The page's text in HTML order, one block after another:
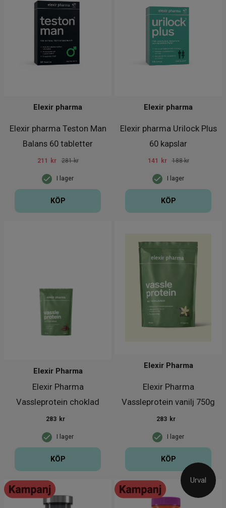
Urval
Elexir pharma Teston Man
Balans 60 tabletter
Elexir pharma
I lager
211 kr 281 kr
KÖP
Elexir pharma Urilock Plus
60 kapslar
Elexir pharma
I lager
141 kr 188 kr
KÖP
Elexir Pharma
Vassleprotein choklad
750g
Elexir Pharma
I lager
283 kr
KÖP
Elexir Pharma
Vassleprotein vanilj 750g
Elexir Pharma
I lager
283 kr
KÖP